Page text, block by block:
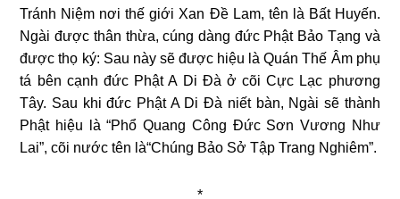
Tránh Niệm nơi thế giới Xan Đề Lam, tên là Bất Huyến.
Ngài được thân thừa, cúng dàng đức Phật Bảo Tạng và
được thọ ký: Sau này sẽ được hiệu là Quán Thế Âm phụ
tá bên cạnh đức Phật A Di Đà ở cõi Cực Lạc phương
Tây. Sau khi đức Phật A Di Đà niết bàn, Ngài sẽ thành
Phật hiệu là “Phổ Quang Công Đức Sơn Vương Như
Lai”, cõi nước tên là“Chúng Bảo Sở Tập Trang Nghiêm”.
*